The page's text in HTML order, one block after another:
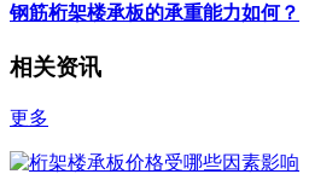
钢筋桁架楼承板的承重能力如何？
相关资讯
更多